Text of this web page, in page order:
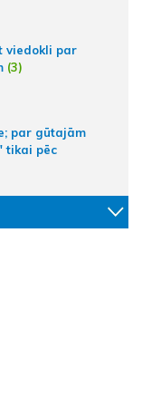
viedokli par
(3)
par gūtajām
tikai pēc